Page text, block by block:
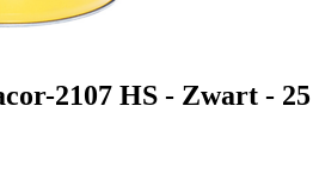
2107 HS - Zwart -